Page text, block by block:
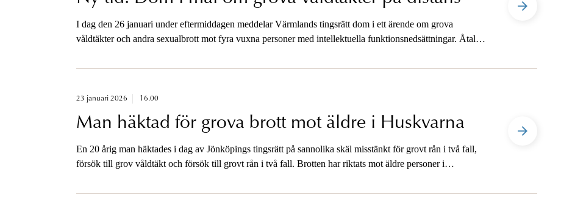
I dag den 26 januari under eftermiddagen meddelar Värmlands tingsrätt dom i ett ärende om grova
våldtäkter och andra sexualbrott mot fyra vuxna personer med intellektuella funktionsnedsättningar. Åtalet
23 januari 2026 16.00
Man häktad för grova brott mot äldre i Huskvarna
En 20 årig man häktades i dag av Jönköpings tingsrätt på sannolika skäl misstänkt för grovt rån i två fall,
försök till grov våldtäkt och försök till grovt rån i två fall. Brotten har riktats mot äldre personer i